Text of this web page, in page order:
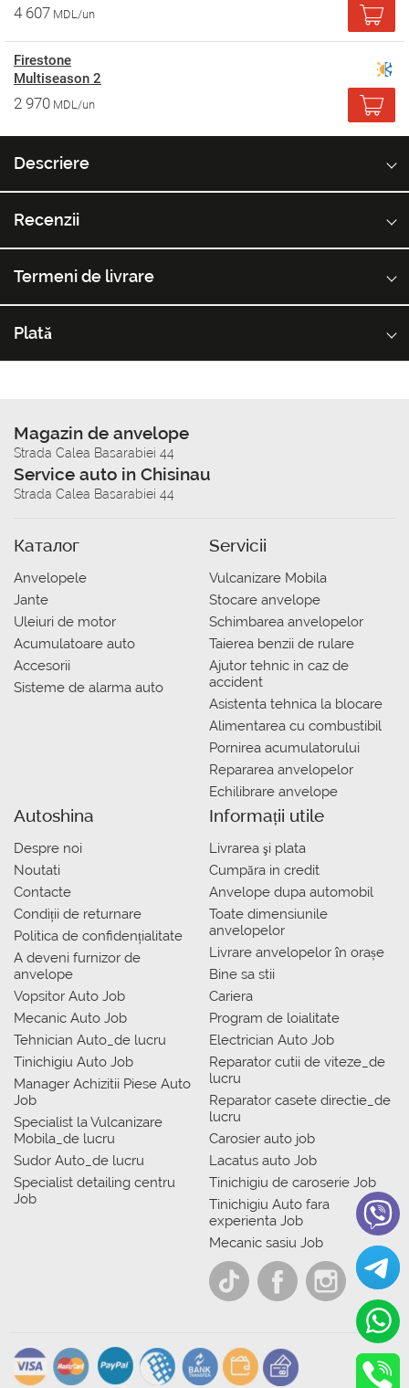
4 607 MDL/un
Firestone
Multiseason 2
2 970 MDL/un
Descriere
Recenzii
Termeni de livrare
Plată
Magazin de anvelope
Strada Calea Basarabiei 44
Service auto in Chisinau
Strada Calea Basarabiei 44
Каталог
Anvelopele
Jante
Uleiuri de motor
Acumulatoare auto
Accesorii
Sisteme de alarma auto
Servicii
Vulcanizare Mobila
Stocare anvelope
Schimbarea anvelopelor
Taierea benzii de rulare
Ajutor tehnic in caz de
accident
Asistenta tehnica la blocare
Alimentarea cu combustibil
Pornirea acumulatorului
Repararea anvelopelor
Echilibrare anvelope
Autoshina
Despre noi
Noutati
Contacte
Condiții de returnare
Politica de confidențialitate
A deveni furnizor de
anvelope
Vopsitor Auto Job
Mecanic Auto Job
Tehnician Auto_de lucru
Tinichigiu Auto Job
Manager Achizitii Piese Auto
Job
Specialist la Vulcanizare
Mobila_de lucru
Sudor Auto_de lucru
Specialist detailing centru
Job
Informații utile
Livrarea şi plata
Сumpăra in credit
Anvelope dupa automobil
Toate dimensiunile
anvelopelor
Livrare anvelopelor în orașe
Bine sa stii
Cariera
Program de loialitate
Electrician Auto Job
Reparator cutii de viteze_de
lucru
Reparator casete directie_de
lucru
Carosier auto job
Lacatus auto Job
Tinichigiu de caroserie Job
Tinichigiu Auto fara
experienta Job
Mecanic sasiu Job